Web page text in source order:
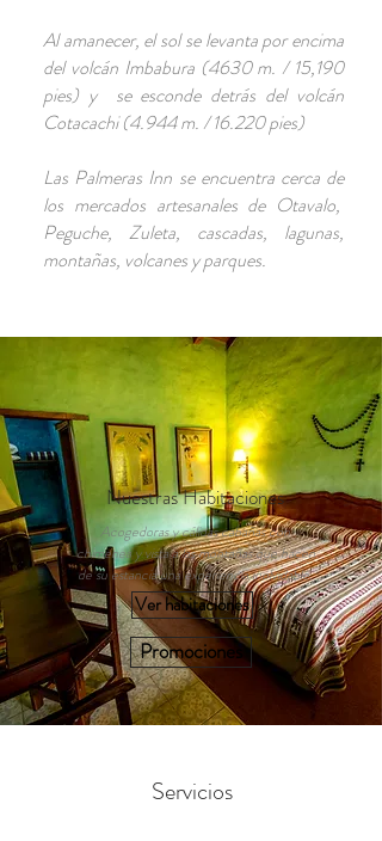
Al amanecer, el sol se levanta por encima
del volcán Imbabura (4630 m. / 15,190
pies) y se esconde detrás del volcán
Cotacachi (4.944 m. / 16.220 pies)
Las Palmeras Inn se encuentra cerca de
los mercados artesanales de Otavalo,
Peguche, Zuleta, cascadas, lagunas,
montañas, volcanes y parques.
Nuestras Habitaciones
Acogedoras y cálidas cabañas con
chimenea y vista a las montañas que hacen
de su estancia una experiencia inolvidable.
Ver habitaciones
Promociones
Servicios